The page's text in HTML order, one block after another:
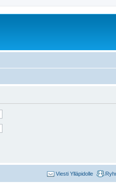
Viesti Ylläpidolle